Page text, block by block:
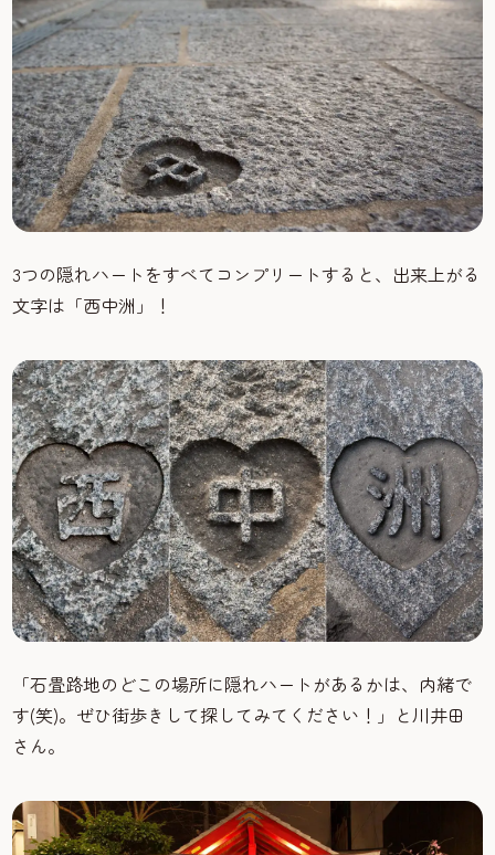
3つの隠れハートをすべてコンプリートすると、出来上がる
文字は「西中洲」！
「石畳路地のどこの場所に隠れハートがあるかは、内緒で
す(笑)。ぜひ街歩きして探してみてください！」と川井田
さん。